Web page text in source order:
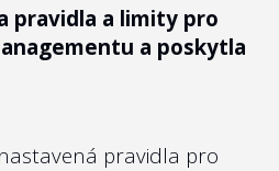
pravidla a limity pro
a poskytla
pravidla pro